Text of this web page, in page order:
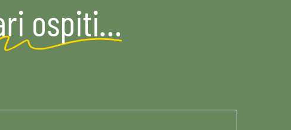
ospiti…